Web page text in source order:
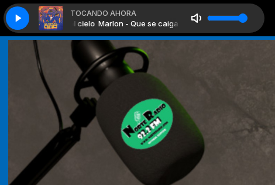
TOCANDO AHORA
se caiga el cielo Marlon - Que se caiga el cielo